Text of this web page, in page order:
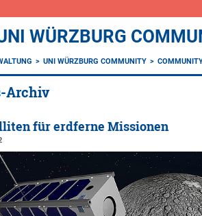
WÜRZBURG
UNI WÜRZBURG COMMUNITY
Archiv
für erdferne Missionen